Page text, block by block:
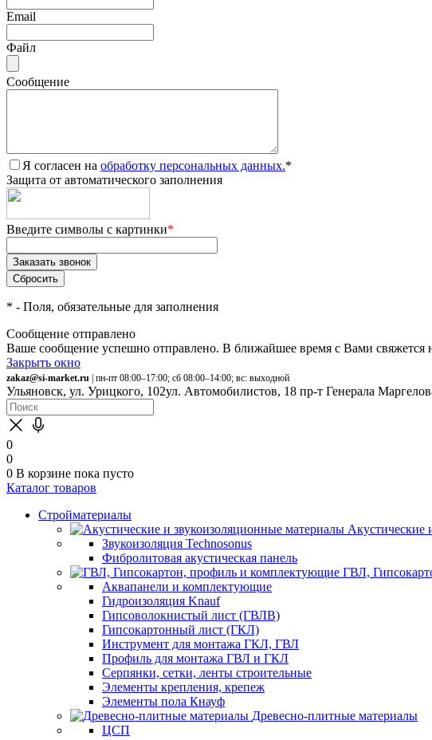
Email
Файл
Сообщение
Я согласен на обработку персональных данных.*
Защита от автоматического заполнения
Введите символы с картинки*
* - Поля, обязательные для заполнения
Сообщение отправлено
Ваше сообщение успешно отправлено. В ближайшее время с Вами свяжется
Закрыть окно
zakaz@si-market.ru | пн-пт 08:00–17:00; сб 08:00–14:00; вс: выходной
Ульяновск, ул. Урицкого, 102ул. Автомобилистов, 18 пр-т Генерала
0
0
0 В корзине пока пусто
Каталог товаров
Стройматериалы
Акустические
Звукоизоляция Technosonus
Фибролитовая акустическая панель
ГВЛ,
Аквапанели и комплектующие
Гидроизоляция Knauf
Гипсоволокнистый лист (ГВЛВ)
Гипсокартонный лист (ГКЛ)
Инструмент для монтажа ГКЛ, ГВЛ
Профиль для монтажа ГВЛ и ГКЛ
Серпянки, сетки, ленты строительные
Элементы крепления, крепеж
Элементы пола Кнауф
Древесно-плитные материалы
ЦСП